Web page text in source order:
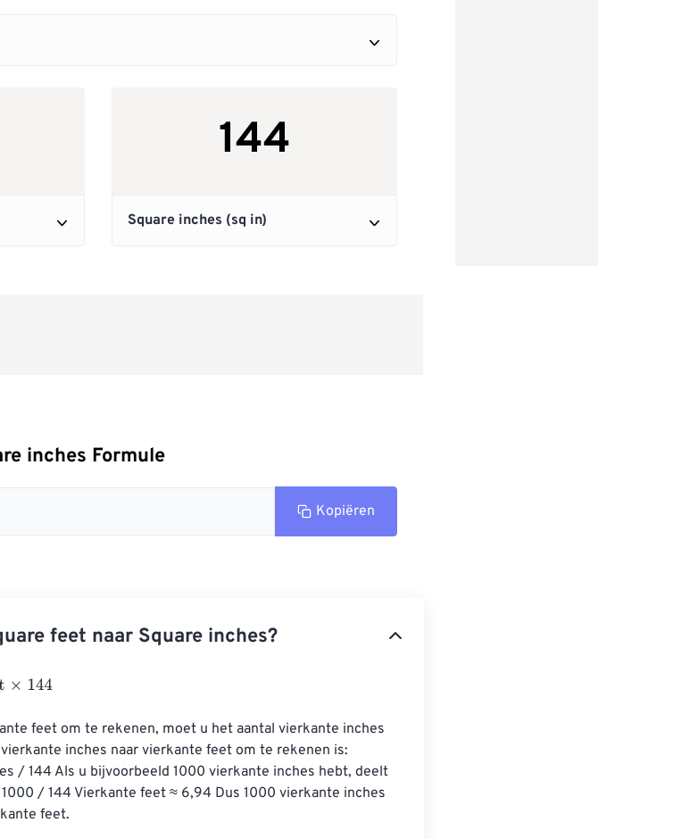
inches Formule
Kopiëren
feet naar Square inches?
feet om te rekenen, moet u het aantal vierkante inches
inches naar vierkante feet om te rekenen is:
/ 144 Als u bijvoorbeeld 1000 vierkante inches hebt, deelt
/ 144 Vierkante feet ≈ 6,94 Dus 1000 vierkante inches
feet.